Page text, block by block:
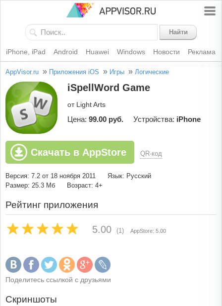
Найти
iPhone, iPad Android Huawei Windows Новости Реклама
AppVisor.ru » Приложения iOS » Игры » Логические
iSpellWord Game
от Light Arts
Цена: 99.00 руб. Устройства: iPhone
Скачать в AppStore QR-код
Версия: 7.2 от 18 ноября 2011
Язык: Русский
Размер: 25.3 Мб
Возраст: 4+
Рейтинг приложения
5.00 (1) AppStore: 5.00
Поделитесь ссылкой с друзьями
Скриншоты